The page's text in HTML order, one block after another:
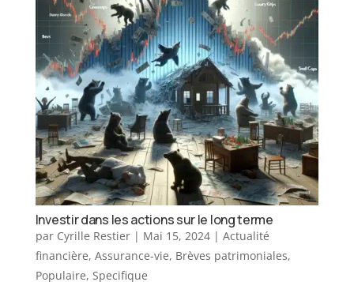
Investir dans les actions sur le long terme
par Cyrille Restier| Mai 15, 2024| Actualité
financière, Assurance-vie, Brèves patrimoniales,
Populaire, Specifique